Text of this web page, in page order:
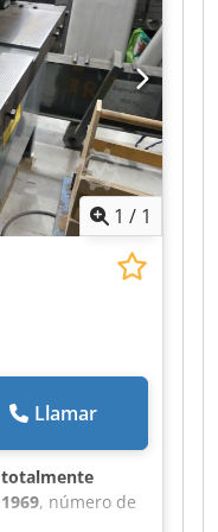
1 / 1
Llamar
totalmente
1969, número de